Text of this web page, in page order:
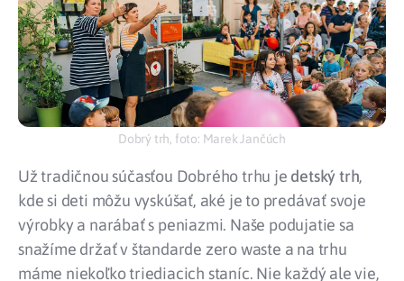
Dobrý trh, foto: Marek Jančúch
Už tradičnou súčasťou Dobrého trhu je detský trh,
kde si deti môžu vyskúšať, aké je to predávať svoje
výrobky a narábať s peniazmi. Naše podujatie sa
snažíme držať v štandarde zero waste a na trhu
máme niekoľko triediacich staníc. Nie každý ale vie,